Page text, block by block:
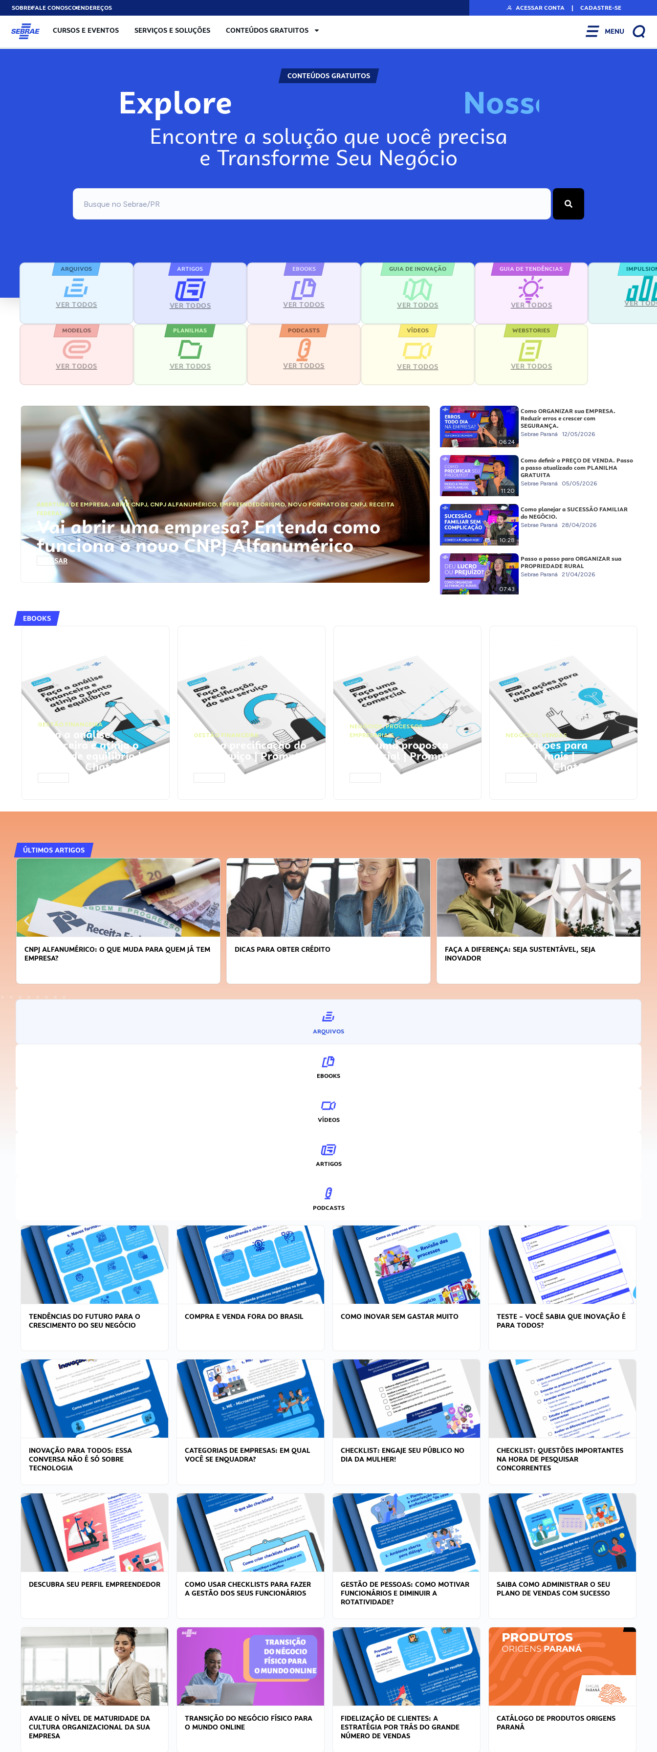
SOBREFALE CONOSCOENDEREÇOS ACESSAR CONTA | CADASTRE-SE
CURSOS E EVENTOS SERVIÇOS E SOLUÇÕES CONTEÚDOS GRATUITOS MENU
CONTEÚDOS GRATUITOS
Explore Noss
Encontre a solução que você precisa
e Transforme Seu Negócio
ARQUIVOS
VER TODOS
ARTIGOS
VER TODOS
EBOOKS
VER TODOS
GUIA DE INOVAÇÃO
VER TODOS
GUIA DE TENDÊNCIAS
VER TODOS VER
MODELOS
VER TODOS
PLANILHAS
VER TODOS
PODCASTS
VER TODOS
VÍDEOS
VER TODOS
WEBSTORIES
VER TODOS
ABERTURA DE EMPRESA,ABRIR CNPJ, CNPJ ALFANUMÉRICO, EMPREENDEDORISMO,NOVO FORMATO DE CNPJ,RECEITA
FEDERAL
Vai abrir uma empresa? Entenda como
funciona o novo CNPJ Alfanumérico
ACESSAR
06:24
Como ORGANIZAR sua EMPRESA.
Reduzir erros e crescer com
SEGURANÇA.
Sebrae Paraná 12/05/2026
11:20
Como definir o PREÇO DE VENDA. Passo
a passo atualizado com PLANILHA
GRATUITA
Sebrae Paraná 05/05/2026
10:28
Como planejar a SUCESSÃO FAMILIAR
do NEGÓCIO.
Sebrae Paraná 28/04/2026
07:43
Passo a passo para ORGANIZAR sua
PROPRIEDADE RURAL
Sebrae Paraná 21/04/2026
EBOOKS
GESTÃO FINANCEIRA
Faça a análise
financeira e atinja o
ponto de equilíbrio |
Prompts ChatGPT
GESTÃO FINANCEIRA
Faça a precificação do
seu serviço | Prompts
ChatGPT
NEGÓCIOS,PROCESSOS
EMPRESARIAIS
Faça uma proposta
comercial | Prompts
ChatGPT
NEGÓCIOS, VENDAS
Faça ações para
vender mais |
Prompts ChatGPT
ÚLTIMOS ARTIGOS
CNPJ ALFANUMÉRICO: O QUE MUDA PARA QUEM JÁ TEM
EMPRESA?
DICAS PARA OBTER CRÉDITO
FAÇA A DIFERENÇA: SEJA SUSTENTÁVEL, SEJA
INOVADOR
ARQUIVOS
EBOOKS
VÍDEOS
ARTIGOS
PODCASTS
TENDÊNCIAS DO FUTURO PARA O
CRESCIMENTO DO SEU NEGÓCIO
COMPRA E VENDA FORA DO BRASIL COMO INOVAR SEM GASTAR MUITO
TESTE – VOCÊ SABIA QUE INOVAÇÃO É
PARA TODOS?
INOVAÇÃO PARA TODOS: ESSA
CONVERSA NÃO É SÓ SOBRE
TECNOLOGIA
CATEGORIAS DE EMPRESAS: EM QUAL
VOCÊ SE ENQUADRA?
CHECKLIST: ENGAJE SEU PÚBLICO NO
DIA DA MULHER!
CHECKLIST: QUESTÕES IMPORTANTES
NA HORA DE PESQUISAR
CONCORRENTES
DESCUBRA SEU PERFIL EMPREENDEDOR
COMO USAR CHECKLISTS PARA FAZER
A GESTÃO DOS SEUS FUNCIONÁRIOS
GESTÃO DE PESSOAS: COMO MOTIVAR
FUNCIONÁRIOS E DIMINUIR A
ROTATIVIDADE?
SAIBA COMO ADMINISTRAR O SEU
PLANO DE VENDAS COM SUCESSO
AVALIE O NÍVEL DE MATURIDADE DA
CULTURA ORGANIZACIONAL DA SUA
EMPRESA
TRANSIÇÃO DO NEGÓCIO FÍSICO PARA
O MUNDO ONLINE
FIDELIZAÇÃO DE CLIENTES: A
ESTRATÉGIA POR TRÁS DO GRANDE
NÚMERO DE VENDAS
CATÁLOGO DE PRODUTOS ORIGENS
PARANÁ